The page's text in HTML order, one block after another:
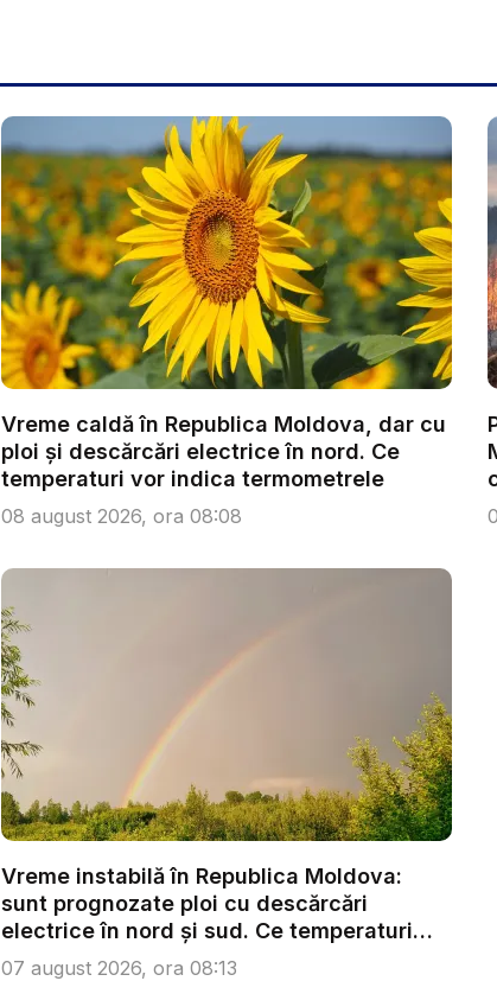
Vreme caldă în Republica Moldova, dar cu
ploi și descărcări electrice în nord. Ce
temperaturi vor indica termometrele
08 august 2026, ora 08:08
Vreme instabilă în Republica Moldova:
sunt prognozate ploi cu descărcări
electrice în nord și sud. Ce temperaturi
se...
07 august 2026, ora 08:13